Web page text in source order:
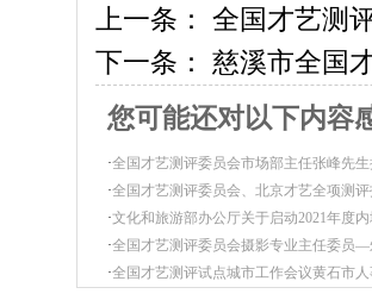
上一条： 全国才艺测
下一条： 慈溪市全国
您可能还对以下内容
·全国才艺测评委员会市场部主任张峰先
·全国才艺测评委员会、北京才艺全项测
·文化和旅游部办公厅关于启动2021年度
·全国才艺测评委员会摄影专业主任委员—
·全国才艺测评试点城市工作会议黄石市